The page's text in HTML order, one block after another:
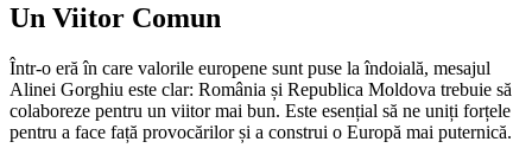
Un Viitor Comun
Într-o eră în care valorile europene sunt puse la îndoială, mesajul
Alinei Gorghiu este clar: România și Republica Moldova trebuie să
colaboreze pentru un viitor mai bun. Este esențial să ne uniți forțele
pentru a face față provocărilor și a construi o Europă mai puternică.